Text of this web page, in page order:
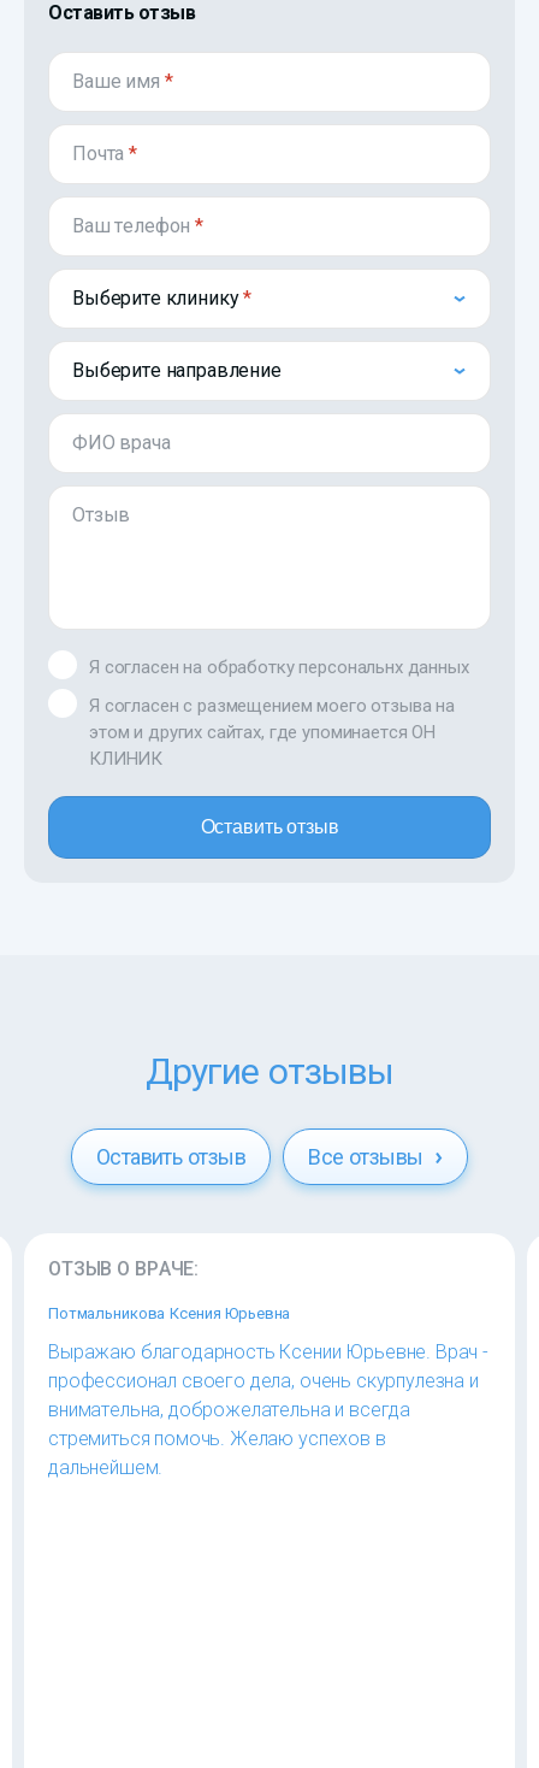
Оставить отзыв
Ваше имя *
Почта*
Ваш телефон*
Выберите клинику
Выберите направление
ФИО врача
Отзыв
Я согласен на обработку персональнх данных
Я согласен с размещением моего отзыва на
этом и других сайтах, где упоминается ОН
КЛИНИК
Оставить отзыв
Другие отзывы
Оставить отзыв Все отзывы
ОТЗЫВ О ВРАЧЕ:
Потмальникова Ксения Юрьевна
Выражаю благодарность Ксении Юрьевне. Врач -
профессионал своего дела, очень скурпулезна и
внимательна, доброжелательна и всегда
стремиться помочь. Желаю успехов в
дальнейшем.